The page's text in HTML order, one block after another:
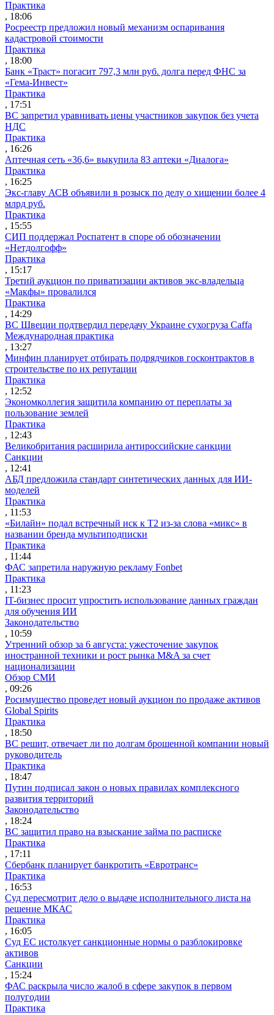
Практика
, 18:06
Росреестр предложил новый механизм оспаривания
кадастровой стоимости
Практика
, 18:00
Банк «Траст» погасит 797,3 млн руб. долга перед ФНС за
«Гема-Инвест»
Практика
, 17:51
ВС запретил уравнивать цены участников закупок без учета
НДС
Практика
, 16:26
Аптечная сеть «36,6» выкупила 83 аптеки «Диалога»
Практика
, 16:25
Экс-главу АСВ объявили в розыск по делу о хищении более 4
млрд руб.
Практика
, 15:55
СИП поддержал Роспатент в споре об обозначении
«Нетдолгофф»
Практика
, 15:17
Третий аукцион по приватизации активов экс-владельца
«Макфы» провалился
Практика
, 14:29
ВС Швеции подтвердил передачу Украине сухогруза Caffa
Международная практика
, 13:27
Минфин планирует отбирать подрядчиков госконтрактов в
строительстве по их репутации
Практика
, 12:52
Экономколлегия защитила компанию от переплаты за
пользование землей
Практика
, 12:43
Великобритания расширила антироссийские санкции
Санкции
, 12:41
АБД предложила стандарт синтетических данных для ИИ-
моделей
Практика
, 11:53
«Билайн» подал встречный иск к Т2 из-за слова «микс» в
названии бренда мультиподписки
Практика
, 11:44
ФАС запретила наружную рекламу Fonbet
Практика
, 11:23
IT-бизнес просит упростить использование данных граждан
для обучения ИИ
Законодательство
, 10:59
Утренний обзор за 6 августа: ужесточение закупок
иностранной техники и рост рынка M&A за счет
национализации
Обзор СМИ
, 09:26
Росимущество проведет новый аукцион по продаже активов
Global Spirits
Практика
, 18:50
ВС решит, отвечает ли по долгам брошенной компании новый
руководитель
Практика
, 18:47
Путин подписал закон о новых правилах комплексного
развития территорий
Законодательство
, 18:24
ВС защитил право на взыскание займа по расписке
Практика
, 17:11
Сбербанк планирует банкротить «Евротранс»
Практика
, 16:53
Суд пересмотрит дело о выдаче исполнительного листа на
решение МКАС
Практика
, 16:05
Суд ЕС истолкует санкционные нормы о разблокировке
активов
Санкции
, 15:24
ФАС раскрыла число жалоб в сфере закупок в первом
полугодии
Практика